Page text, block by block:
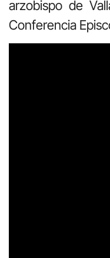
arzobispo de
Conferencia